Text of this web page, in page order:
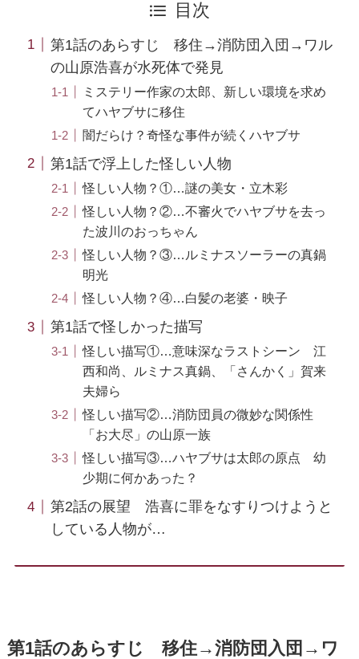
目次
第1話のあらすじ 移住→消防団入団→ワル
の山原浩喜が水死体で発見
ミステリー作家の太郎、新しい環境を求め
てハヤブサに移住
闇だらけ？奇怪な事件が続くハヤブサ
第1話で浮上した怪しい人物
怪しい人物？①…謎の美女・立木彩
怪しい人物？②…不審火でハヤブサを去っ
た波川のおっちゃん
怪しい人物？③…ルミナスソーラーの真鍋
明光
怪しい人物？④…白髪の老婆・映子
第1話で怪しかった描写
怪しい描写①…意味深なラストシーン 江
西和尚、ルミナス真鍋、「さんかく」賀来
夫婦ら
怪しい描写②…消防団員の微妙な関係性
「お大尽」の山原一族
怪しい描写③…ハヤブサは太郎の原点 幼
少期に何かあった？
第2話の展望 浩喜に罪をなすりつけようと
している人物が…
第1話のあらすじ 移住→消防団入団→ワ